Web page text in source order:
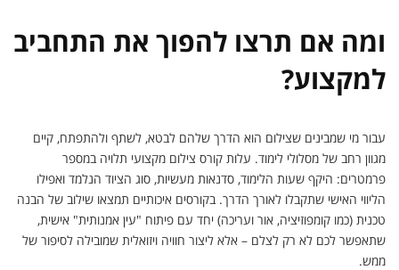
ומה אם תרצו להפוך את התחביב
למקצוע?
עבור מי שמבינים שצילום הוא הדרך שלהם לבטא, לשתף ולהתפתח, קיים
מגוון רחב של מסלולי לימוד. עלות קורס צילום מקצועי תלויה במספר
פרמטרים: היקף שעות הלימוד, סדנאות מעשיות, סוג הציוד הנלמד ואפילו
הליווי האישי שתקבלו לאורך הדרך. בקורסים איכותיים תמצאו שילוב של הבנה
טכנית (כמו קומפוזיציה, אור ועריכה) יחד עם פיתוח "עין אמנותית" אישית,
שתאפשר לכם לא רק לצלם – אלא ליצור חוויה ויזואלית שמובילה לסיפור של
ממש.